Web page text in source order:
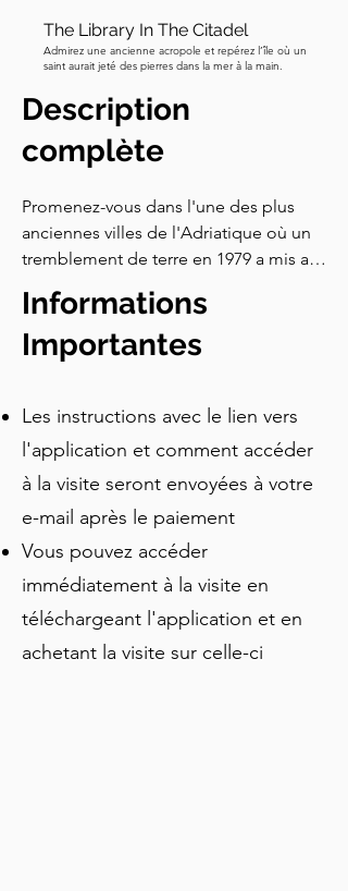
effondrés. Il se cachait à la vue de tous,
peut-être utilisé comme seuil ou pierre
d'années avant cela. Suivez la carte
jusqu'à un bâtiment en pierre avec un
petit panneau de musée près de la
The Library In The Citadel
Admirez une ancienne acropole et repérez l’île où un
saint aurait jeté des pierres dans la mer à la main.
Description
complète
Promenez-vous dans l'une des plus
anciennes villes de l'Adriatique où un
tremblement de terre en 1979 a mis au
hellénistiques et des autels oubliés,
cachés sous les rues pendant des
siècles. D'un mythe fondateur
d'Hollywood, cette visite audio
autoguidée retrace 2 500 ans d'histoire
à travers 15 arrêts.
Informations
Importantes
Les instructions avec le lien vers
l'application et comment accéder
à la visite seront envoyées à votre
e-mail après le paiement
Vous pouvez accéder
immédiatement à la visite en
téléchargeant l'application et en
achetant la visite sur celle-ci